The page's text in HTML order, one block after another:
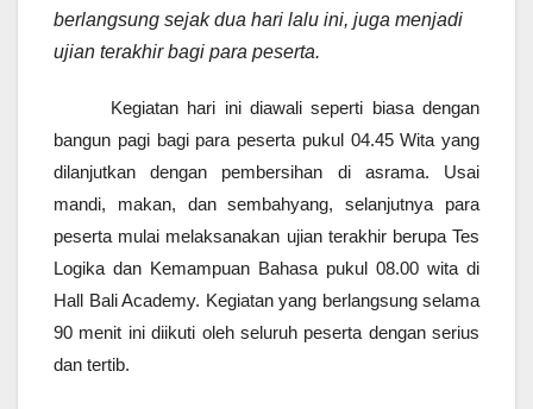
berlangsung sejak dua hari lalu ini, juga menjadi
ujian terakhir bagi para peserta.
Kegiatan hari ini diawali seperti biasa dengan
bangun pagi bagi para peserta pukul 04.45 Wita yang
dilanjutkan dengan pembersihan di asrama. Usai
mandi, makan, dan sembahyang, selanjutnya para
peserta mulai melaksanakan ujian terakhir berupa Tes
Logika dan Kemampuan Bahasa pukul 08.00 wita di
Hall Bali Academy. Kegiatan yang berlangsung selama
90 menit ini diikuti oleh seluruh peserta dengan serius
dan tertib.